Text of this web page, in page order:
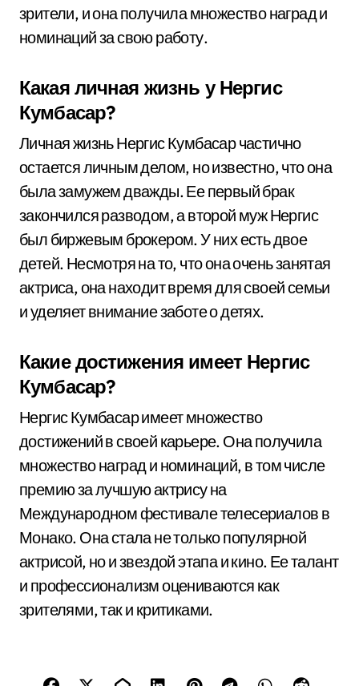
зрители, и она получила множество наград и
номинаций за свою работу.
Какая личная жизнь у Нергис
Кумбасар?
Личная жизнь Нергис Кумбасар частично
остается личным делом, но известно, что она
была замужем дважды. Ее первый брак
закончился разводом, а второй муж Нергис
был биржевым брокером. У них есть двое
детей. Несмотря на то, что она очень занятая
актриса, она находит время для своей семьи
и уделяет внимание заботе о детях.
Какие достижения имеет Нергис
Кумбасар?
Нергис Кумбасар имеет множество
достижений в своей карьере. Она получила
множество наград и номинаций, в том числе
премию за лучшую актрису на
Международном фестивале телесериалов в
Монако. Она стала не только популярной
актрисой, но и звездой этапа и кино. Ее талант
и профессионализм оцениваются как
зрителями, так и критиками.